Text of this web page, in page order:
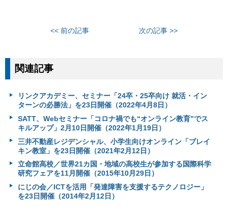
<< 前の記事 次の記事 >>
関連記事
リンクアカデミー、セミナー「24卒・25卒向け 就活・イン
ターンの必勝法」を23日開催（2022年4月8日）
SATT、Webセミナー「コロナ禍でも“オンライン教育”でス
キルアップ」2月10日開催（2022年1月19日）
三井不動産レジデンシャル、小学生向けオンライン「ブレイ
キン教室」を23日開催（2021年2月12日）
立命館高校／世界21カ国・地域の高校生が参加する国際科学
研究フェアを11月開催（2015年10月29日）
にじの会／ICTを活用「発達障害を支援するテクノロジー」
を23日開催（2014年2月12日）